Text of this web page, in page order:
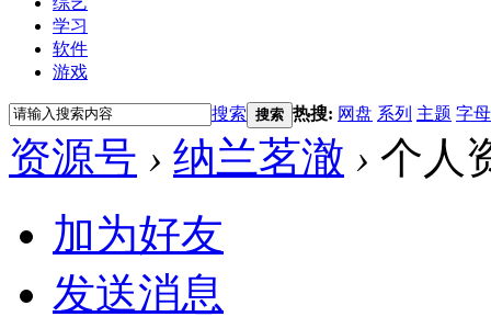
学习
软件
游戏
搜索 搜索 热搜: 网盘 系列 主题 字
资源号 › 纳兰茗澈 › 个人
加为好友
发送消息